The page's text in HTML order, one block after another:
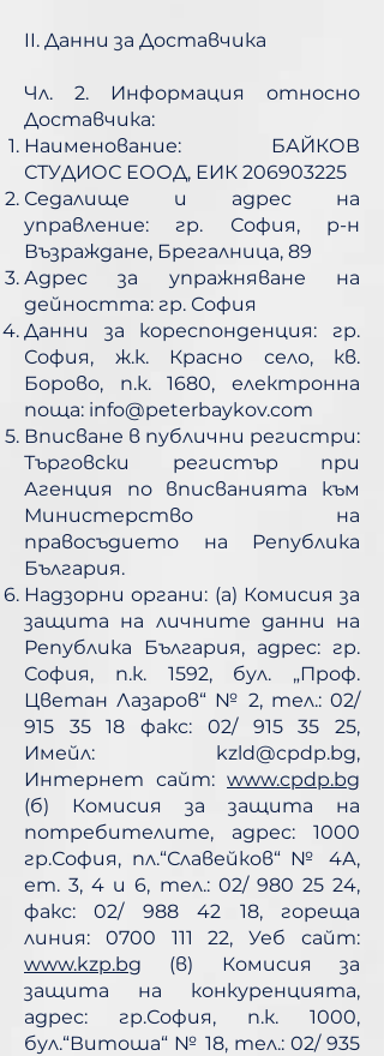
II. Данни за Доставчика
Чл. 2. Информация относно
Доставчика:
Наименование: БАЙКОВ
СТУДИОС ЕООД, ЕИК 206903225
Седалище и адрес на
управление: гр. София, р-н
Възраждане, Брегалница, 89
Адрес за упражняване на
дейността: гр. София
Данни за кореспонденция: гр.
София, ж.к. Красно село, кв.
Борово, п.к. 1680, електронна
поща: info@peterbaykov.com
Вписване в публични регистри:
Търговски регистър при
Агенция по вписванията към
Министерство на
правосъдието на Република
България.
Надзорни органи: (а) Комисия за
защита на личните данни на
Република България, адрес: гр.
София, п.к. 1592, бул. „Проф.
Цветан Лазаров“ № 2, тел.: 02/
915 35 18 факс: 02/ 915 35 25,
Имейл: kzld@cpdp.bg,
Интернет сайт: www.cpdp.bg
(б) Комисия за защита на
потребителите, адрес: 1000
гр.София, пл.“Славейков“ № 4А,
ет. 3, 4 и 6, тел.: 02/ 980 25 24,
факс: 02/ 988 42 18, гореща
линия: 0700 111 22, Уеб сайт:
www.kzp.bg (в) Комисия за
защита на конкуренцията,
адрес: гр.София, п.к. 1000,
бул.“Витоша“ № 18, тел.: 02/ 935